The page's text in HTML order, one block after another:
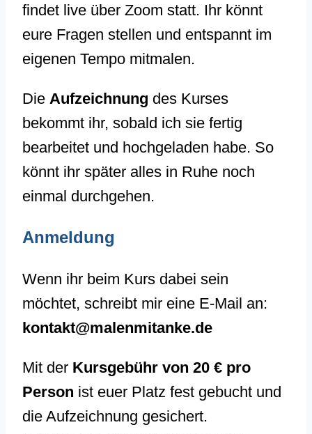
findet live über Zoom statt. Ihr könnt
eure Fragen stellen und entspannt im
eigenen Tempo mitmalen.
Die Aufzeichnung des Kurses
bekommt ihr, sobald ich sie fertig
bearbeitet und hochgeladen habe. So
könnt ihr später alles in Ruhe noch
einmal durchgehen.
Anmeldung
Wenn ihr beim Kurs dabei sein
möchtet, schreibt mir eine E-Mail an:
kontakt@malenmitanke.de
Mit der Kursgebühr von 20 € pro
Person ist euer Platz fest gebucht und
die Aufzeichnung gesichert.